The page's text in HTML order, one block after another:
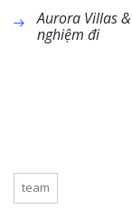
Aurora Villas
nghiệm đi
team